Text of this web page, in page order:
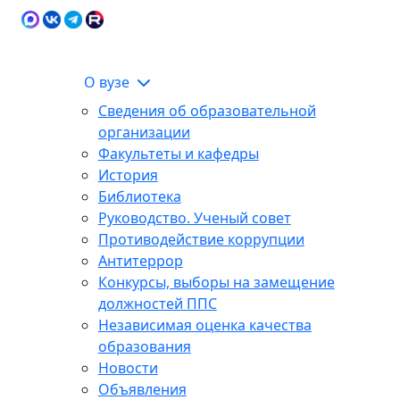
О вузе
Сведения об образовательной
организации
Факультеты и кафедры
История
Библиотека
Руководство. Ученый совет
Противодействие коррупции
Антитеррор
Конкурсы, выборы на замещение
должностей ППС
Независимая оценка качества
образования
Новости
Объявления